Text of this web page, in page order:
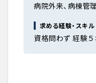
病院外来、病棟管
求める経験・スキル
資格問わず 経験